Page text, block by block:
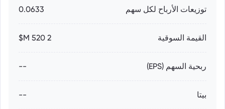
توزيعات الأرباح لكل سهم 0.0633
القيمة السوقية 2 520 M$
ربحية السهم (EPS) --
بيتا --